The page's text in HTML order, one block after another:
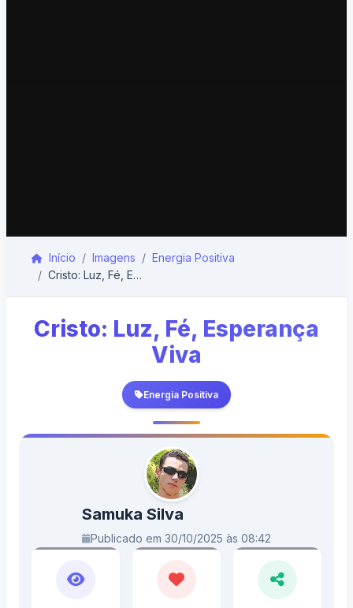
Início Imagens
Energia Positiva
Cristo: Luz, Fé, Esperança Viva
Cristo: Luz, Fé, Esperança
Viva
Energia Positiva
Samuka Silva
Publicado em 30/10/2025 às 08:42